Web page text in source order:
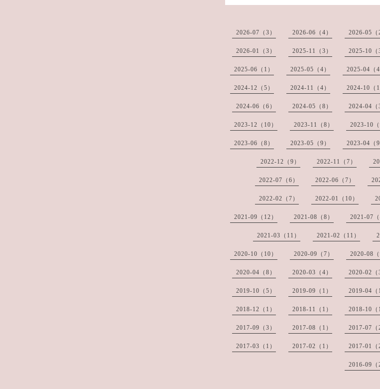
2026-07（3） 2026-06（4） 2026-05（2
2026-01（3） 2025-11（3） 2025-10（3
2025-06（1） 2025-05（4） 2025-04（4
2024-12（5） 2024-11（4） 2024-10（
2024-06（6） 2024-05（8） 2024-04（3
2023-12（10） 2023-11（8） 2023-10（
2023-06（8） 2023-05（9） 2023-04（9
2022-12（9） 2022-11（7）
2022-07（6） 2022-06（7）
2022-02（7） 2022-01（10）
2021-09（12） 2021-08（8） 2021-07（
2021-03（11） 2021-02（11）
2020-10（10） 2020-09（7） 2020-08（
2020-04（8） 2020-03（4） 2020-02（3
2019-10（5） 2019-09（1） 2019-04（1
2018-12（1） 2018-11（1） 2018-10（1
2017-09（3） 2017-08（1） 2017-07（2
2017-03（1） 2017-02（1） 2017-01（2
2016-09（2